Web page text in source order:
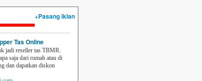
+Pasang iklan
Tas Online
jadi reseller tas TBMR.
saja dari rumah atau di
dan dapatkan diskon